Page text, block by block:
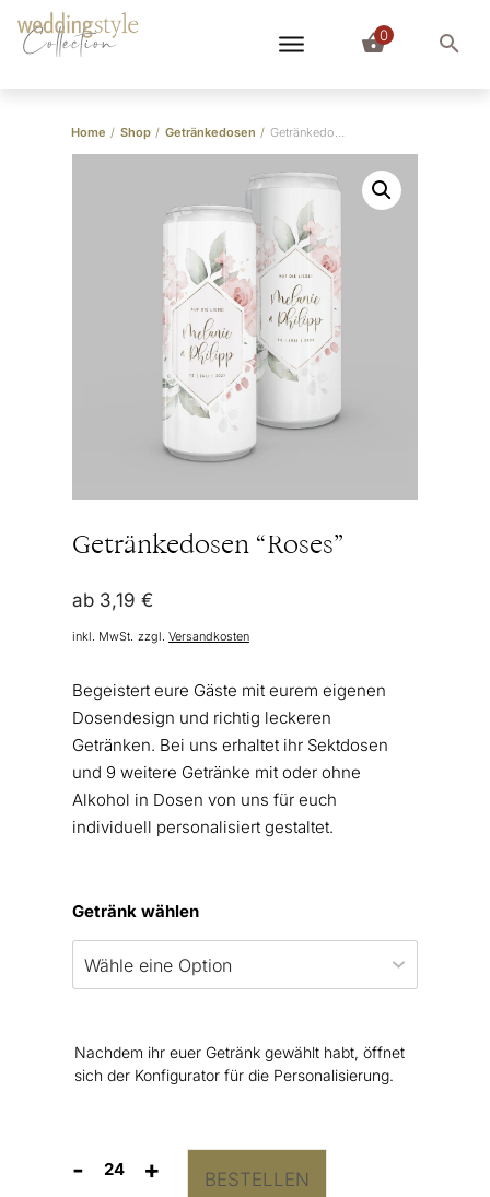
Collection 0
Home / Shop / Getränkedosen / Getränkedosen “Roses”
Getränkedosen “Roses”
ab 3,19 €
inkl. MwSt. zzgl. Versandkosten
Begeistert eure Gäste mit eurem eigenen
Dosendesign und richtig leckeren
Getränken. Bei uns erhaltet ihr Sektdosen
und 9 weitere Getränke mit oder ohne
Alkohol in Dosen von uns für euch
individuell personalisiert gestaltet.
Getränk wählen
Nachdem ihr euer Getränk gewählt habt, öffnet
sich der Konfigurator für die Personalisierung.
-
Getränkedosen
+ BESTELLEN